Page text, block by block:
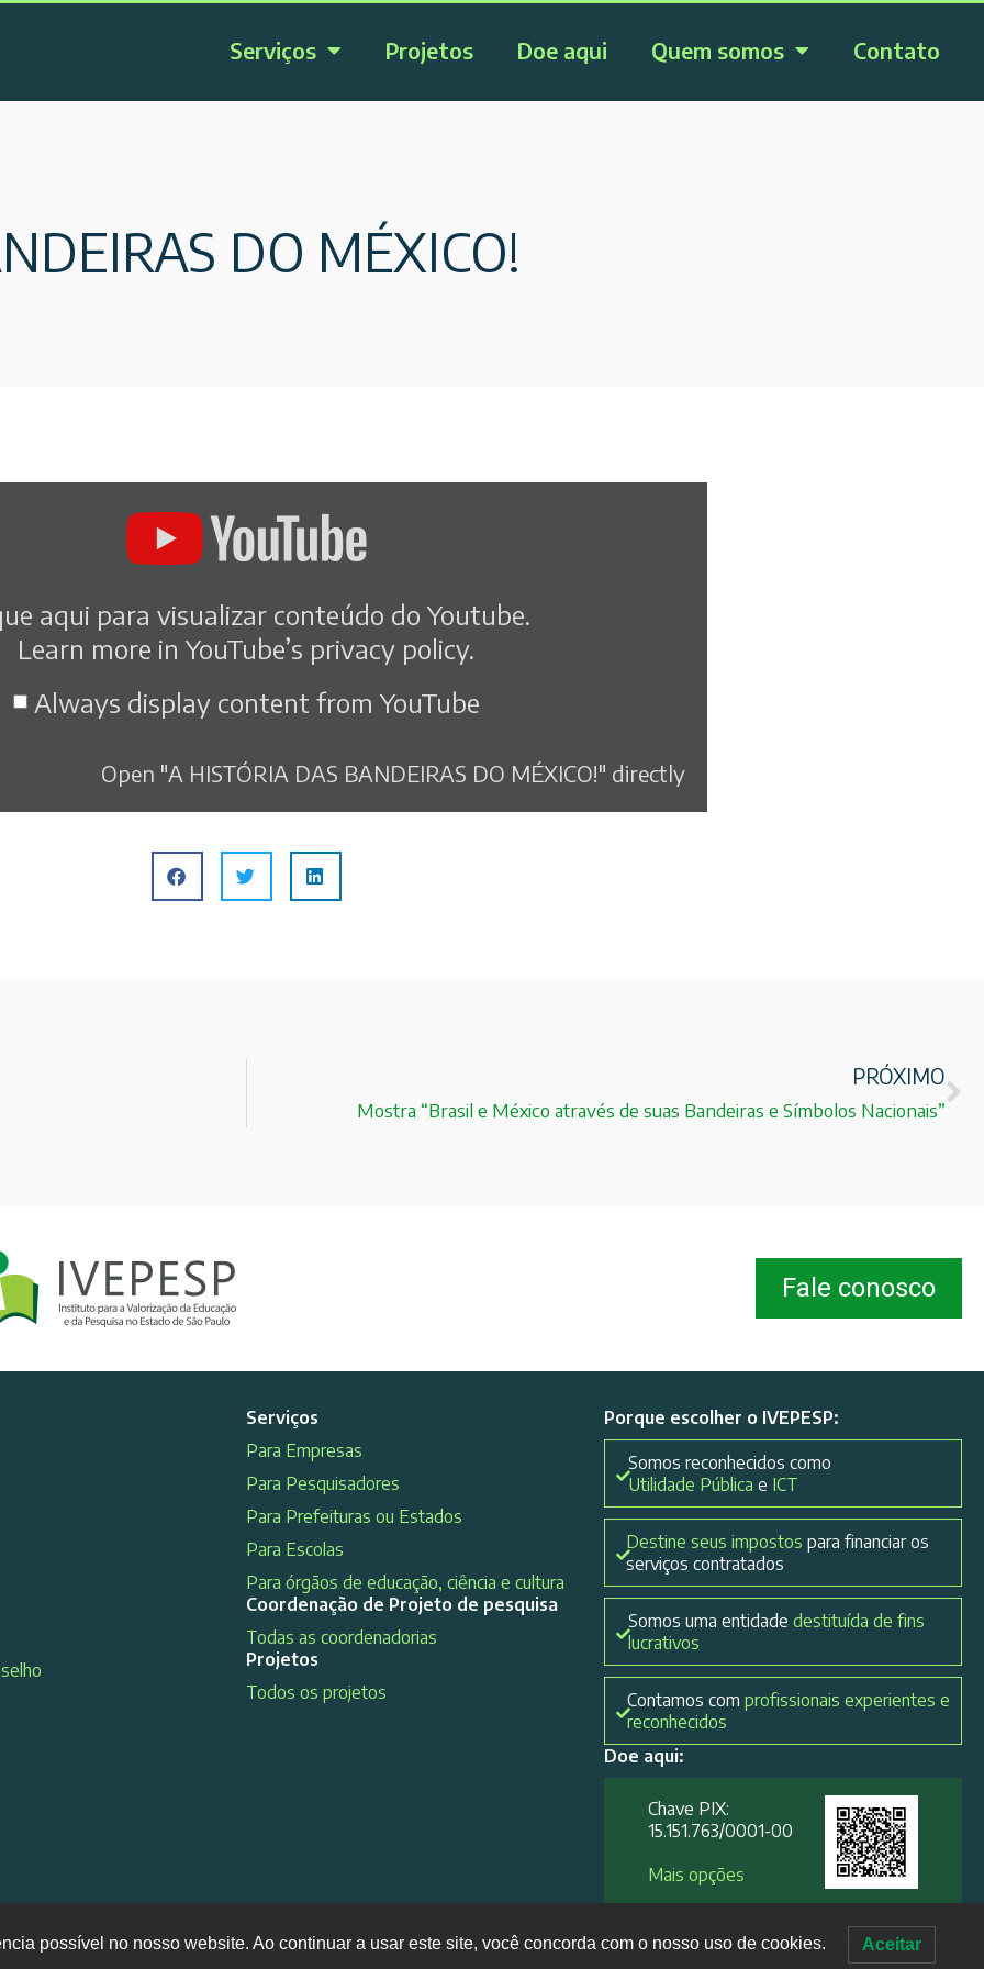
Serviços Projetos Doe aqui Quem somos Contato
DO MÉXICO!
aqui para visualizar conteúdo do Youtube.
Learn more in YouTube’s privacy policy.
Always display content from YouTube
Open "A HISTÓRIA DAS BANDEIRAS DO MÉXICO!" directly
PRÓXIMO
Mostra “Brasil e México através de suas Bandeiras e Símbolos Nacionais”
Fale conosco
Serviços
Para Empresas
Para Pesquisadores
Para Prefeituras ou Estados
Para Escolas
Para órgãos de educação, ciência e cultura
Coordenação de Projeto de pesquisa
Todas as coordenadorias
Projetos
Todos os projetos
Porque escolher o IVEPESP:
Somos reconhecidos como
Utilidade Pública e ICT
Destine seus impostos para financiar os
serviços contratados
Somos uma entidadedestituída de fins
lucrativos
Contamos com profissionais experientes e
reconhecidos
Doe aqui:
Chave PIX:
15.151.763/0001-00​
Mais opções
possível no nosso website. Ao continuar a usar este site, você concorda com o nosso uso de cookies. Aceitar